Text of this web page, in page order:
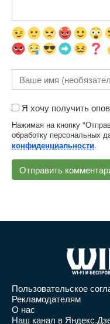
Я хочу получить
Нажимая на кнопку
обработку персональных
конфиденциальности.
Пользовательское
Рекламодателям
О нас
Наш канал в